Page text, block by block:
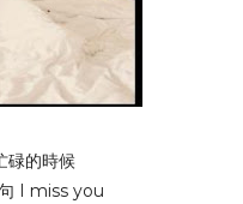
碌的時候
I miss you